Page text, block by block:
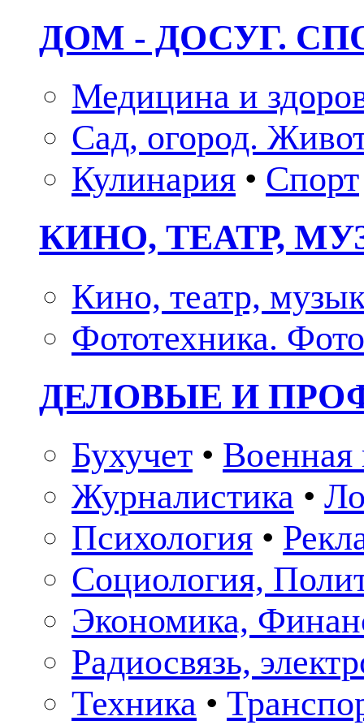
ДОМ - ДОСУГ.
Медицина и
Сад, огород.
Кулинария • Спорт
КИНО, ТЕАТР,
Кино, театр,
Фототехника.
ДЕЛОВЫЕ И
Бухучет • Военная
Журналистика •
Психология •
Социология,
Экономика,
Радиосвязь,
Техника •